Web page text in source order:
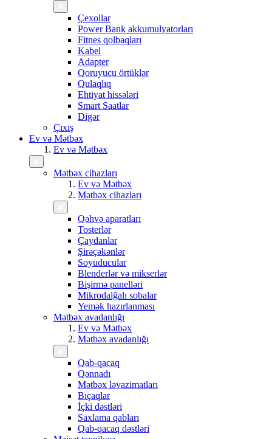
Çexollar
Power Bank akkumulyatorları
Fitnes qolbaqları
Kabel
Adapter
Qoruyucu örtüklər
Qulaqlıq
Ehtiyat hissələri
Smart Saatlar
Digər
Çıxış
Ev və Mətbəx
Ev və Mətbəx
Mətbəx cihazları
Ev və Mətbəx
Mətbəx cihazları
Qəhvə aparatları
Tosterlər
Çaydanlar
Şirəçəkənlər
Soyuducular
Blenderlər və mikserlər
Bişirmə panelləri
Mikrodalğalı sobalar
Yemək hazırlanması
Mətbəx avadanlığı
Ev və Mətbəx
Mətbəx avadanlığı
Qab-qacaq
Qənnadı
Mətbəx ləvazimatları
Bıçaqlar
İçki dəstləri
Saxlama qabları
Qab-qacaq dəstləri